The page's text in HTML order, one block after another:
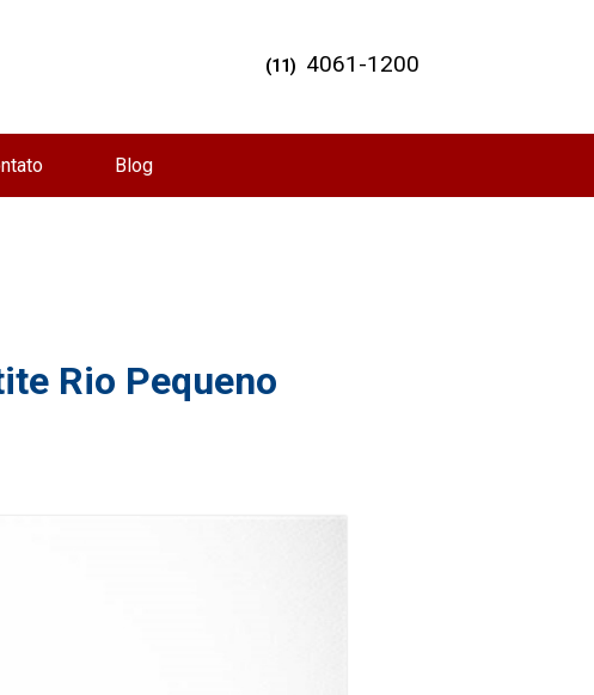
Blog
(11) 4061-1200
Rio Pequeno